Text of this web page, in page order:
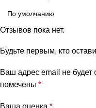
Отзывов пока нет.
Будьте первым, кто
Ваш адрес email не будет
помечены *